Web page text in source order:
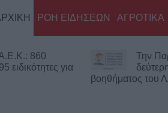
ΡΟΗ ΕΙΔΗΣΕΩΝ ΑΓΡΟΤΙΚΑ
860
ειδικότητες για
Την
βοηθήματος